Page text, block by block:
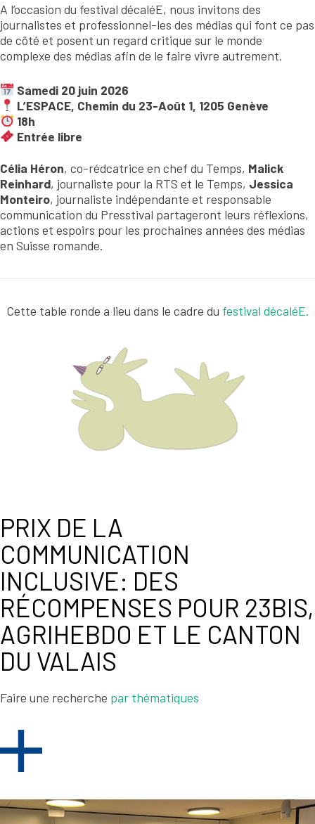
A l’occasion du festival décaléE, nous invitons des
journalistes et professionnel-les des médias qui font ce pas
de côté et posent un regard critique sur le monde
complexe des médias afin de le faire vivre autrement.
Samedi 20 juin 2026
L’ESPACE, Chemin du 23-Août 1, 1205 Genève
18h
Entrée libre
Célia Héron, co-rédcatrice en chef du Temps, Malick
Reinhard, journaliste pour la RTS et le Temps, Jessica
Monteiro, journaliste indépendante et responsable
communication du Presstival partageront leurs réflexions,
actions et espoirs pour les prochaines années des médias
en Suisse romande.
Cette table ronde a lieu dans le cadre du festival décaléE.
PRIX DE LA
COMMUNICATION
INCLUSIVE: DES
RÉCOMPENSES POUR 23BIS,
AGRIHEBDO ET LE CANTON
DU VALAIS
Faire une recherche par thématiques